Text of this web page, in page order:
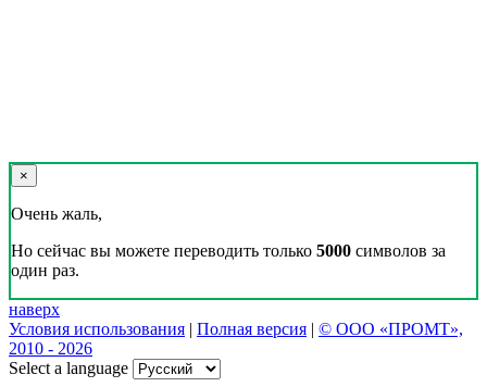
×
Очень жаль,
Но сейчас вы можете переводить только 5000 символов за
один раз.
наверх
Условия использования | Полная версия | © ООО «ПРОМТ»,
2010 - 2026
Select a language